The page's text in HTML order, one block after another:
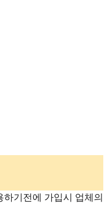
기전에 가입시 업체의